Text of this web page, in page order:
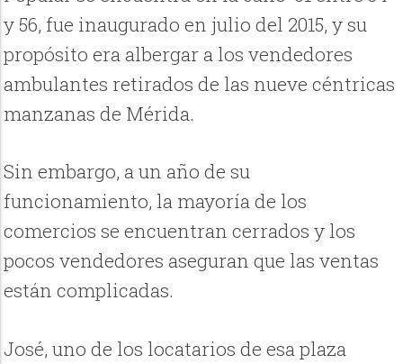
y 56, fue inaugurado en julio del 2015, y su
propósito era albergar a los vendedores
ambulantes retirados de las nueve céntricas
manzanas de Mérida.
Sin embargo, a un año de su
funcionamiento, la mayoría de los
comercios se encuentran cerrados y los
pocos vendedores aseguran que las ventas
están complicadas.
José, uno de los locatarios de esa plaza